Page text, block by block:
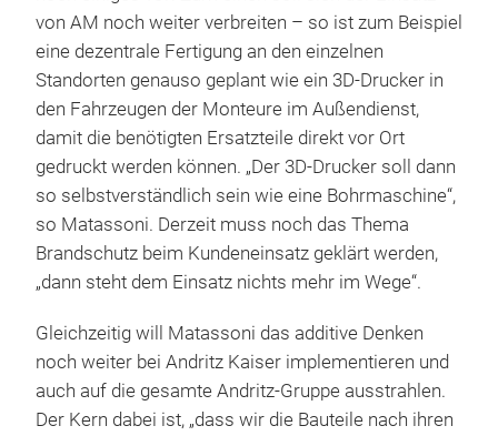
von AM noch weiter verbreiten – so ist zum Beispiel
eine dezentrale Fertigung an den einzelnen
Standorten genauso geplant wie ein 3D-Drucker in
den Fahrzeugen der Monteure im Außendienst,
damit die benötigten Ersatzteile direkt vor Ort
gedruckt werden können. „Der 3D-Drucker soll dann
so selbstverständlich sein wie eine Bohrmaschine“,
so Matassoni. Derzeit muss noch das Thema
Brandschutz beim Kundeneinsatz geklärt werden,
„dann steht dem Einsatz nichts mehr im Wege“.
Gleichzeitig will Matassoni das additive Denken
noch weiter bei Andritz Kaiser implementieren und
auch auf die gesamte Andritz-Gruppe ausstrahlen.
Der Kern dabei ist, „dass wir die Bauteile nach ihren